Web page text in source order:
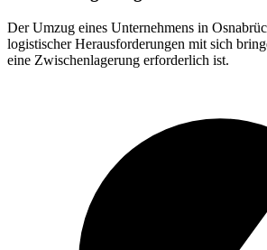
Der Umzug eines Unternehmens in
logistischer Herausforderungen mit sich
eine Zwischenlagerung erforderlich ist.